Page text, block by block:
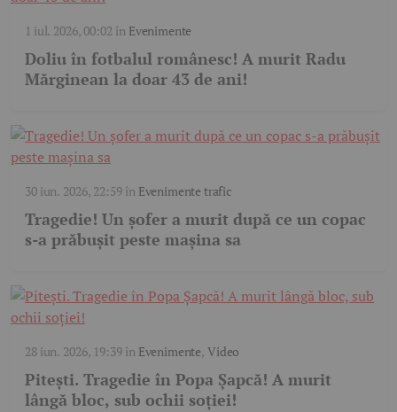
1 iul. 2026, 00:02 în Evenimente
Doliu în fotbalul românesc! A murit Radu
Mărginean la doar 43 de ani!
30 iun. 2026, 22:59în Evenimente trafic
Tragedie! Un șofer a murit după ce un copac
s-a prăbușit peste mașina sa
28 iun. 2026, 19:39în Evenimente,Video
Pitești. Tragedie în Popa Șapcă! A murit
lângă bloc, sub ochii soției!